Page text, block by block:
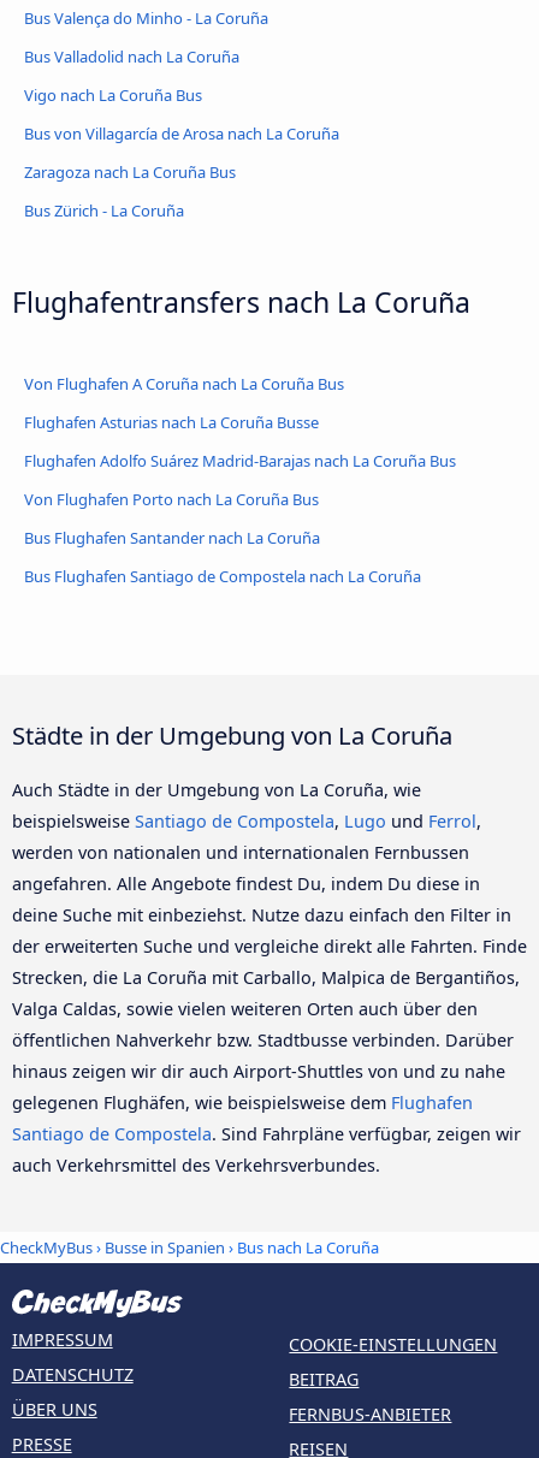
Bus Valença do Minho - La Coruña
Bus Valladolid nach La Coruña
Vigo nach La Coruña Bus
Bus von Villagarcía de Arosa nach La Coruña
Zaragoza nach La Coruña Bus
Bus Zürich - La Coruña
Flughafentransfers nach La Coruña
Von Flughafen A Coruña nach La Coruña Bus
Flughafen Asturias nach La Coruña Busse
Flughafen Adolfo Suárez Madrid-Barajas nach La Coruña Bus
Von Flughafen Porto nach La Coruña Bus
Bus Flughafen Santander nach La Coruña
Bus Flughafen Santiago de Compostela nach La Coruña
Städte in der Umgebung von La Coruña
Auch Städte in der Umgebung von La Coruña, wie
beispielsweise Santiago de Compostela, Lugo und Ferrol,
werden von nationalen und internationalen Fernbussen
angefahren. Alle Angebote findest Du, indem Du diese in
deine Suche mit einbeziehst. Nutze dazu einfach den Filter in
der erweiterten Suche und vergleiche direkt alle Fahrten. Finde
Strecken, die La Coruña mit Carballo, Malpica de Bergantiños,
Valga Caldas, sowie vielen weiteren Orten auch über den
öffentlichen Nahverkehr bzw. Stadtbusse verbinden. Darüber
hinaus zeigen wir dir auch Airport-Shuttles von und zu nahe
gelegenen Flughäfen, wie beispielsweise dem Flughafen
Santiago de Compostela. Sind Fahrpläne verfügbar, zeigen wir
auch Verkehrsmittel des Verkehrsverbundes.
CheckMyBus› Busse in Spanien › Bus nach La Coruña
IMPRESSUM
DATENSCHUTZ
ÜBER UNS
PRESSE
COOKIE-EINSTELLUNGEN
BEITRAG
FERNBUS-ANBIETER
REISEN